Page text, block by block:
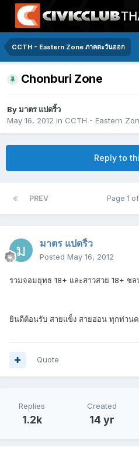
CCTH - Eastern Zone ภาคตะวันออก
Chonburi Zone
By มาตร แปดริ้ว
May 16, 2012 in CCTH - Eastern
Reply to
PREV Page 1
มาตร แปดริ้ว
Posted May 16, 2012
รวมจอมยุทธ 18+ และสาวสวย 18+ ชล
ยินดีต้อนรับ สายแข็ง สายอ่อน ทุกท่าน
Quote
Replies
1.2k
Created
14 yr